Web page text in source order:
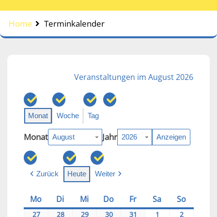
Home Terminkalender
Veranstaltungen im August 2026
Monat Woche Tag
Monat Jahr
Zurück Heute Weiter
Mo Montag
Di Dienstag
Mi Mittwoch
Do Donnerstag
FrFreitag
Sa Samstag
SoSonntag
272026-282026-292026-302026-31 1 22026-